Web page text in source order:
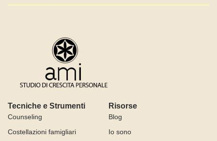
Tecniche e Strumenti
Counseling
Costellazioni famigliari
Risorse
Blog
Io sono